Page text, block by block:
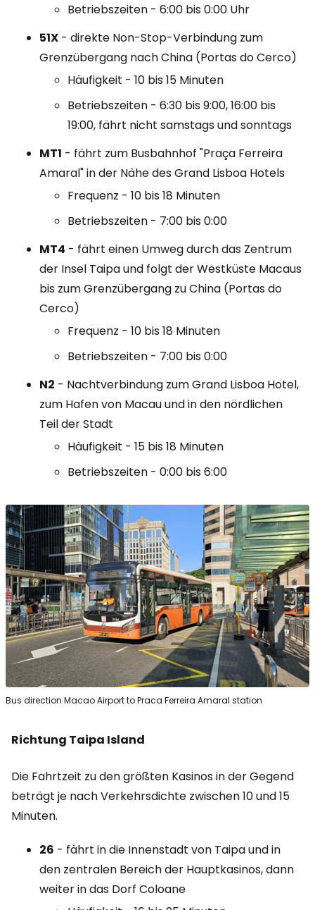
Betriebszeiten - 6:00 bis 0:00 Uhr
51X - direkte Non-Stop-Verbindung zum
Grenzübergang nach China (Portas do Cerco)
Häufigkeit - 10 bis 15 Minuten
Betriebszeiten - 6:30 bis 9:00, 16:00 bis
19:00, fährt nicht samstags und sonntags
MT1 - fährt zum Busbahnhof "Praça Ferreira
Amaral" in der Nähe des Grand Lisboa Hotels
Frequenz - 10 bis 18 Minuten
Betriebszeiten - 7:00 bis 0:00
MT4 - fährt einen Umweg durch das Zentrum
der Insel Taipa und folgt der Westküste Macaus
bis zum Grenzübergang zu China (Portas do
Cerco)
Frequenz - 10 bis 18 Minuten
Betriebszeiten - 7:00 bis 0:00
N2 - Nachtverbindung zum Grand Lisboa Hotel,
zum Hafen von Macau und in den nördlichen
Teil der Stadt
Häufigkeit - 15 bis 18 Minuten
Betriebszeiten - 0:00 bis 6:00
Bus direction Macao Airport to Praca Ferreira Amaral station
Richtung Taipa Island
Die Fahrtzeit zu den größten Kasinos in der Gegend
beträgt je nach Verkehrsdichte zwischen 10 und 15
Minuten.
26 - fährt in die Innenstadt von Taipa und in
den zentralen Bereich der Hauptkasinos, dann
weiter in das Dorf Coloane